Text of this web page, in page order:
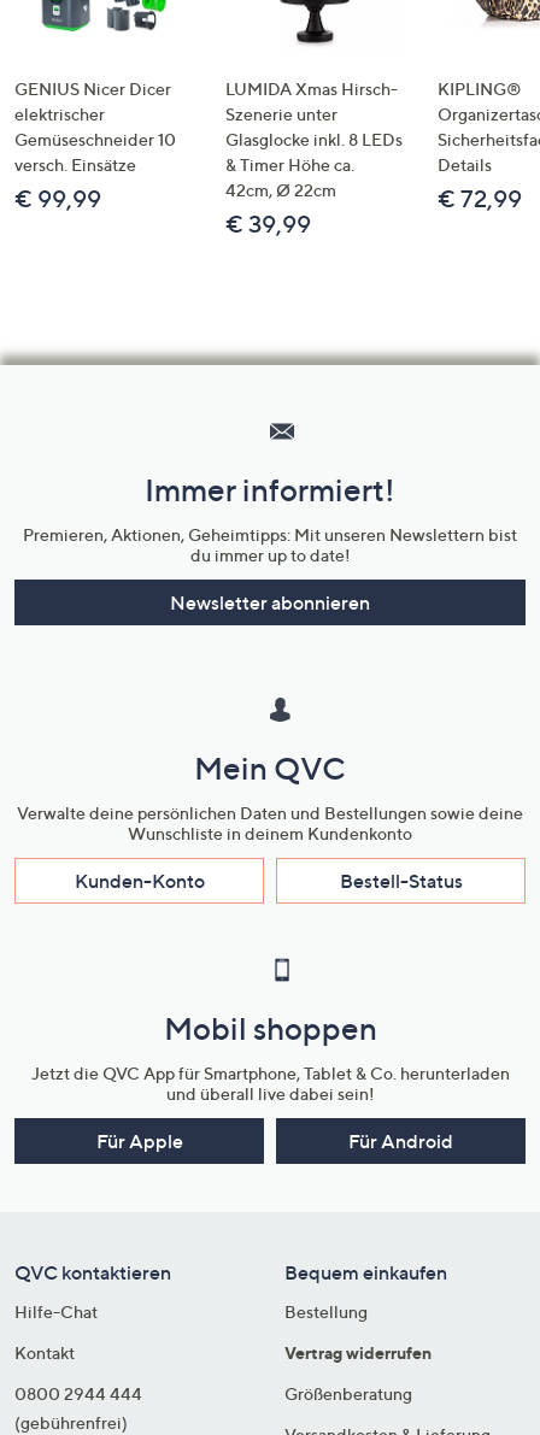
GENIUS Nicer Dicer
elektrischer
Gemüseschneider 10
versch. Einsätze
€ 99,99
LUMIDA Xmas Hirsch-
Szenerie unter
Glasglocke inkl. 8 LEDs
& Timer Höhe ca.
42cm, Ø 22cm
€ 39,99
KIPLING®
Details
€ 72,99
Unternehmensinformationen
Immer informiert!
Premieren, Aktionen, Geheimtipps: Mit unseren Newslettern bist
du immer up to date!
Newsletter abonnieren
Mein QVC
Verwalte deine persönlichen Daten und Bestellungen sowie deine
Wunschliste in deinem Kundenkonto
Kunden-Konto Bestell-Status
Mobil shoppen
Jetzt die QVC App für Smartphone, Tablet & Co. herunterladen
und überall live dabei sein!
Für Apple Für Android
QVC kontaktieren
Hilfe-Chat
Kontakt
0800 2944 444
(gebührenfrei)
Bequem einkaufen
Bestellung
Vertrag widerrufen
Größenberatung